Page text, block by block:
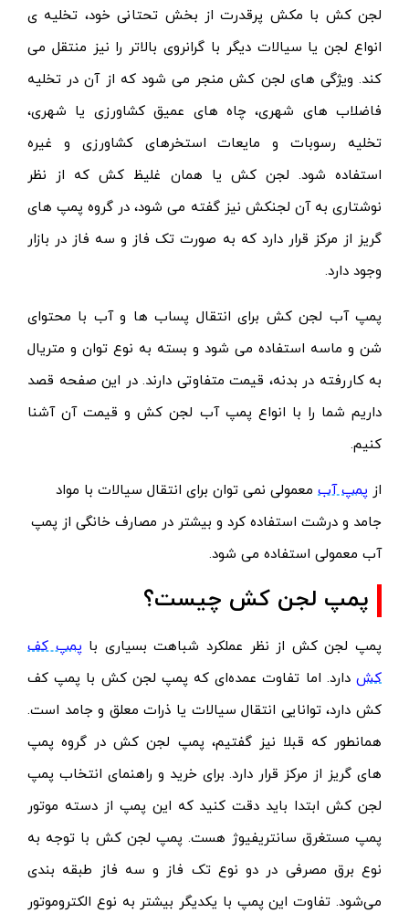
لجن کش با مکش پرقدرت از بخش تحتانی خود، تخلیه ی
انواع لجن یا سیالات دیگر با گرانروی بالاتر را نیز منتقل می
کند. ویژگی های لجن کش منجر می شود که از آن در تخلیه
فاضلاب های شهری، چاه های عمیق کشاورزی یا شهری،
تخلیه رسوبات و مایعات استخرهای کشاورزی و غیره
استفاده شود. لجن کش یا همان غلیظ کش که از نظر
نوشتاری به آن لجنکش نیز گفته می شود، در گروه پمپ های
گریز از مرکز قرار دارد که به صورت تک فاز و سه فاز در بازار
وجود دارد.
پمپ آب لجن کش برای انتقال پساب ها و آب با محتوای
شن و ماسه استفاده می شود و بسته به نوع توان و متریال
به کاررفته در بدنه، قیمت متفاوتی دارند. در این صفحه قصد
داریم شما را با انواع پمپ آب لجن کش و قیمت آن آشنا
کنیم.
از پمپ آب معمولی نمی توان برای انتقال سیالات با مواد
جامد و درشت استفاده کرد و بیشتر در مصارف خانگی از پمپ
آب معمولی استفاده می شود.
پمپ لجن کش چیست؟
پمپ لجن کش از نظر عملکرد شباهت بسیاری با پمپ کف
کش دارد. اما تفاوت عمده‌ای که پمپ لجن کش با پمپ کف
کش دارد، توانایی انتقال سیالات یا ذرات معلق و جامد است.
همانطور که قبلا نیز گفتیم، پمپ لجن کش در گروه پمپ‌
های گریز از مرکز قرار دارد. برای خرید و راهنمای انتخاب پمپ
لجن کشابتدا باید دقت کنید که این پمپ‌ از دسته‌ موتور
پمپ‌ مستغرق سانتریفیوژ هست. پمپ لجن کش با توجه به
نوع برق مصرفی در دو نوع تک فاز و سه فاز طبقه بندی
می‌شود. تفاوت این پمپ با یکدیگر بیشتر به نوع الکتروموتور